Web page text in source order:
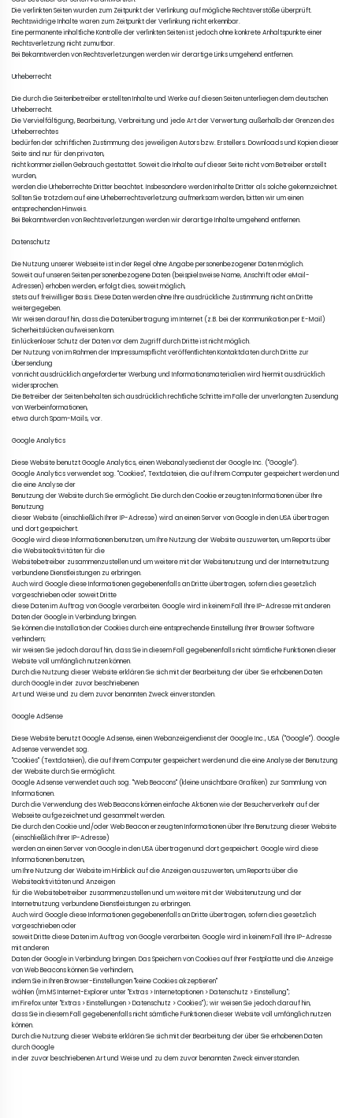
Die verlinkten Seiten wurden zum Zeitpunkt der Verlinkung auf mögliche Rechtsverstöße überprüft.
Rechtswidrige Inhalte waren zum Zeitpunkt der Verlinkung nicht erkennbar.
Eine permanente inhaltliche Kontrolle der verlinkten Seiten ist jedoch ohne konkrete Anhaltspunkte einer
Rechtsverletzung nicht zumutbar.
Bei Bekanntwerden von Rechtsverletzungen werden wir derartige Links umgehend entfernen.
Urheberrecht
Die durch die Seitenbetreiber erstellten Inhalte und Werke auf diesen Seiten unterliegen dem deutschen
Urheberrecht.
Die Vervielfältigung, Bearbeitung, Verbreitung und jede Art der Verwertung außerhalb der Grenzen des
Urheberrechtes
bedürfen der schriftlichen Zustimmung des jeweiligen Autors bzw. Erstellers. Downloads und Kopien dieser
Seite sind nur für den privaten,
nicht kommerziellen Gebrauch gestattet. Soweit die Inhalte auf dieser Seite nicht vom Betreiber erstellt
wurden,
werden die Urheberrechte Dritter beachtet. Insbesondere werden Inhalte Dritter als solche gekennzeichnet.
Sollten Sie trotzdem auf eine Urheberrechtsverletzung aufmerksam werden, bitten wir um einen
entsprechenden Hinweis.
Bei Bekanntwerden von Rechtsverletzungen werden wir derartige Inhalte umgehend entfernen.
Datenschutz
Die Nutzung unserer Webseite ist in der Regel ohne Angabe personenbezogener Daten möglich.
Soweit auf unseren Seiten personenbezogene Daten (beispielsweise Name, Anschrift oder eMail-
Adressen) erhoben werden, erfolgt dies, soweit möglich,
stets auf freiwilliger Basis. Diese Daten werden ohne Ihre ausdrückliche Zustimmung nicht an Dritte
weitergegeben.
Wir weisen darauf hin, dass die Datenübertragung im Internet (z.B. bei der Kommunikation per E-Mail)
Sicherheitslücken aufweisen kann.
Ein lückenloser Schutz der Daten vor dem Zugriff durch Dritte ist nicht möglich.
Der Nutzung von im Rahmen der Impressumspflicht veröffentlichten Kontaktdaten durch Dritte zur
Übersendung
von nicht ausdrücklich angeforderter Werbung und Informationsmaterialien wird hiermit ausdrücklich
widersprochen.
Die Betreiber der Seiten behalten sich ausdrücklich rechtliche Schritte im Falle der unverlangten Zusendung
von Werbeinformationen,
etwa durch Spam-Mails, vor.
Google Analytics
Diese Website benutzt Google Analytics, einen Webanalysedienst der Google Inc. (''Google'').
Google Analytics verwendet sog. ''Cookies'', Textdateien, die auf Ihrem Computer gespeichert werden und
die eine Analyse der
Benutzung der Website durch Sie ermöglicht. Die durch den Cookie erzeugten Informationen über Ihre
Benutzung
dieser Website (einschließlich Ihrer IP-Adresse) wird an einen Server von Google in den USA übertragen
und dort gespeichert.
Google wird diese Informationen benutzen, um Ihre Nutzung der Website auszuwerten, um Reports über
die Websiteaktivitäten für die
Websitebetreiber zusammenzustellen und um weitere mit der Websitenutzung und der Internetnutzung
verbundene Dienstleistungen zu erbringen.
Auch wird Google diese Informationen gegebenenfalls an Dritte übertragen, sofern dies gesetzlich
vorgeschrieben oder soweit Dritte
diese Daten im Auftrag von Google verarbeiten. Google wird in keinem Fall Ihre IP-Adresse mit anderen
Daten der Google in Verbindung bringen.
Sie können die Installation der Cookies durch eine entsprechende Einstellung Ihrer Browser Software
verhindern;
wir weisen Sie jedoch darauf hin, dass Sie in diesem Fall gegebenenfalls nicht sämtliche Funktionen dieser
Website voll umfänglich nutzen können.
Durch die Nutzung dieser Website erklären Sie sich mit der Bearbeitung der über Sie erhobenen Daten
durch Google in der zuvor beschriebenen
Art und Weise und zu dem zuvor benannten Zweck einverstanden.
Google AdSense
Diese Website benutzt Google Adsense, einen Webanzeigendienst der Google Inc., USA (''Google''). Google
Adsense verwendet sog.
''Cookies'' (Textdateien), die auf Ihrem Computer gespeichert werden und die eine Analyse der Benutzung
der Website durch Sie ermöglicht.
Google Adsense verwendet auch sog. ''Web Beacons'' (kleine unsichtbare Grafiken) zur Sammlung von
Informationen.
Durch die Verwendung des Web Beacons können einfache Aktionen wie der Besucherverkehr auf der
Webseite aufgezeichnet und gesammelt werden.
Die durch den Cookie und/oder Web Beacon erzeugten Informationen über Ihre Benutzung dieser Website
(einschließlich Ihrer IP-Adresse)
werden an einen Server von Google in den USA übertragen und dort gespeichert. Google wird diese
Informationen benutzen,
um Ihre Nutzung der Website im Hinblick auf die Anzeigen auszuwerten, um Reports über die
Websiteaktivitäten und Anzeigen
für die Websitebetreiber zusammenzustellen und um weitere mit der Websitenutzung und der
Internetnutzung verbundene Dienstleistungen zu erbringen.
Auch wird Google diese Informationen gegebenenfalls an Dritte übertragen, sofern dies gesetzlich
vorgeschrieben oder
soweit Dritte diese Daten im Auftrag von Google verarbeiten. Google wird in keinem Fall Ihre IP-Adresse
mit anderen
Daten der Google in Verbindung bringen. Das Speichern von Cookies auf Ihrer Festplatte und die Anzeige
von Web Beacons können Sie verhindern,
indem Sie in Ihren Browser-Einstellungen ''keine Cookies akzeptieren''
wählen (Im MS Internet-Explorer unter ''Extras > Internetoptionen > Datenschutz > Einstellung'';
im Firefox unter ''Extras > Einstellungen > Datenschutz > Cookies''); wir weisen Sie jedoch darauf hin,
dass Sie in diesem Fall gegebenenfalls nicht sämtliche Funktionen dieser Website voll umfänglich nutzen
können.
Durch die Nutzung dieser Website erklären Sie sich mit der Bearbeitung der über Sie erhobenen Daten
durch Google
in der zuvor beschriebenen Art und Weise und zu dem zuvor benannten Zweck einverstanden.